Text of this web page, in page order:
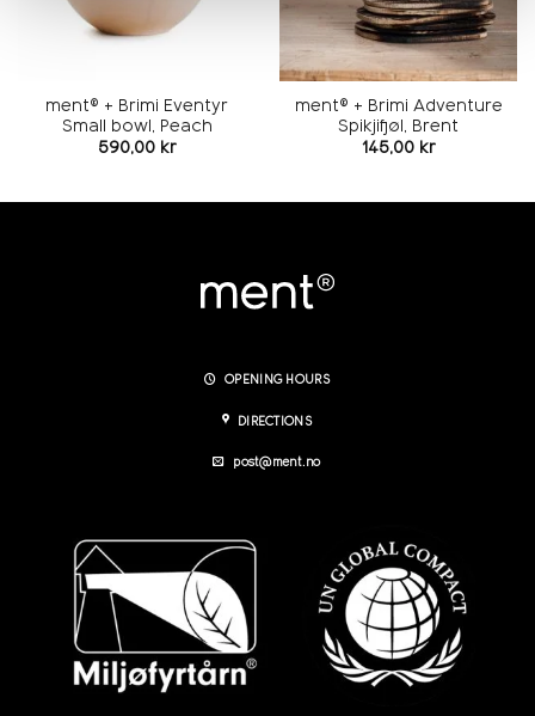
ment® + Brimi Eventyr
Small bowl, Peach
590,00 kr
ment® + Brimi Adventure
Spikjifjøl, Brent
145,00 kr
OPENING HOURS
DIRECTIONS
post@ment.no